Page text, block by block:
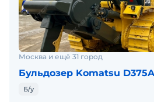
Москва и ещё 31 город
Бульдозер Komatsu
Б/у